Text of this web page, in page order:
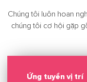
Chúng tôi luôn hoan
chúng tôi cơ hội gặp
Ứng tuyển vị trí